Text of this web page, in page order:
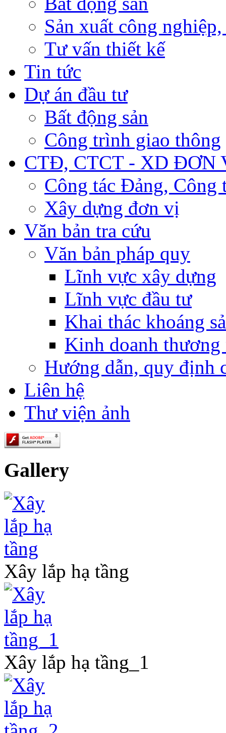
Sản xuất công
Tư vấn thiết kế
Tin tức
Dự án đầu tư
Bất động sản
Công trình giao thông
CTĐ, CTCT - XD ĐƠN
Công tác Đảng, Công
Xây dựng đơn vị
Văn bản tra cứu
Văn bản pháp quy
Lĩnh vực xây dựng
Lĩnh vực đầu tư
Khai thác khoáng
Kinh doanh thương
Hướng dẫn, quy định
Liên hệ
Thư viện ảnh
Gallery
Xây lắp hạ tầng
Xây lắp hạ tầng_1